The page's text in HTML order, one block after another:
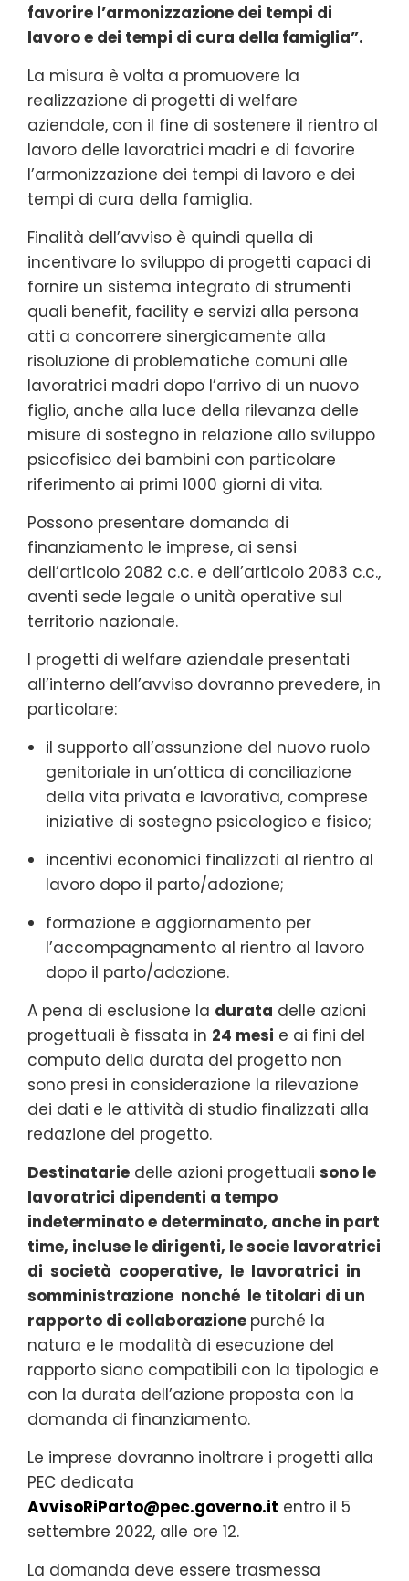
favorire l’armonizzazione dei tempi di
lavoro e dei tempi di cura della famiglia”.
La misura è volta a promuovere la
realizzazione di progetti di welfare
aziendale, con il fine di sostenere il rientro al
lavoro delle lavoratrici madri e di favorire
l’armonizzazione dei tempi di lavoro e dei
tempi di cura della famiglia.
Finalità dell’avviso è quindi quella di
incentivare lo sviluppo di progetti capaci di
fornire un sistema integrato di strumenti
quali benefit, facility e servizi alla persona
atti a concorrere sinergicamente alla
risoluzione di problematiche comuni alle
lavoratrici madri dopo l’arrivo di un nuovo
figlio, anche alla luce della rilevanza delle
misure di sostegno in relazione allo sviluppo
psicofisico dei bambini con particolare
riferimento ai primi 1000 giorni di vita.
Possono presentare domanda di
finanziamento le imprese, ai sensi
dell’articolo 2082 c.c. e dell’articolo 2083 c.c.,
aventi sede legale o unità operative sul
territorio nazionale.
I progetti di welfare aziendale presentati
all’interno dell’avviso dovranno prevedere, in
particolare:
il supporto all’assunzione del nuovo ruolo
genitoriale in un’ottica di conciliazione
della vita privata e lavorativa, comprese
iniziative di sostegno psicologico e fisico;
incentivi economici finalizzati al rientro al
lavoro dopo il parto/adozione;
formazione e aggiornamento per
l’accompagnamento al rientro al lavoro
dopo il parto/adozione.
A pena di esclusione la durata delle azioni
progettuali è fissata in 24 mesi e ai fini del
computo della durata del progetto non
sono presi in considerazione la rilevazione
dei dati e le attività di studio finalizzati alla
redazione del progetto.
Destinatarie delle azioni progettuali sono le
lavoratrici dipendenti a tempo
indeterminato e determinato, anche in part
time, incluse le dirigenti, le socie lavoratrici
di società cooperative, le lavoratrici in
somministrazione nonché le titolari di un
rapporto di collaborazione purché la
natura e le modalità di esecuzione del
rapporto siano compatibili con la tipologia e
con la durata dell’azione proposta con la
domanda di finanziamento.
Le imprese dovranno inoltrare i progetti alla
PEC dedicata
AvvisoRiParto@pec.governo.it entro il 5
settembre 2022, alle ore 12.
La domanda deve essere trasmessa